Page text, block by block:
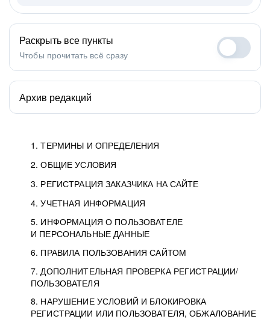
1. ТЕРМИНЫ И ОПРЕДЕЛЕНИЯ
2. ОБЩИЕ УСЛОВИЯ
3. РЕГИСТРАЦИЯ ЗАКАЗЧИКА НА САЙТЕ
4. УЧЕТНАЯ ИНФОРМАЦИЯ
5. ИНФОРМАЦИЯ О ПОЛЬЗОВАТЕЛЕ
И ПЕРСОНАЛЬНЫЕ ДАННЫЕ
6. ПРАВИЛА ПОЛЬЗОВАНИЯ САЙТОМ
7. ДОПОЛНИТЕЛЬНАЯ ПРОВЕРКА РЕГИСТРАЦИИ/
ПОЛЬЗОВАТЕЛЯ
8. НАРУШЕНИЕ УСЛОВИЙ И БЛОКИРОВКА
РЕГИСТРАЦИИ ИЛИ ПОЛЬЗОВАТЕЛЯ, ОБЖАЛОВАНИЕ
Раскрыть все пункты
Чтобы прочитать всё сразу
Архив редакций